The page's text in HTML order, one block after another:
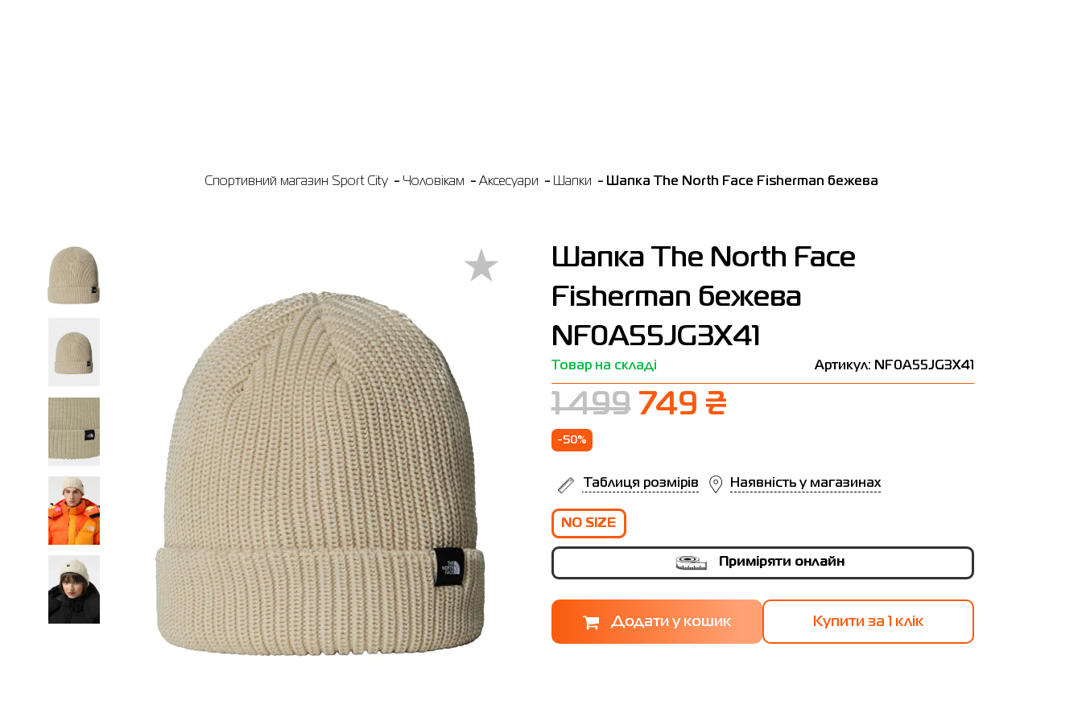
Спортивний магазин Sport City Чоловікам Аксесуари Шапки Шапка The North Face Fisherman бежева
Шапка The North Face
Fisherman бежева
NF0A55JG3X41
Товар на складі Артикул: NF0A55JG3X41
1 499 749 ₴
-50%
Наявність у магазинах
Таблиця розмірів
NO SIZE
Приміряти онлайн
Купити за 1 клiк